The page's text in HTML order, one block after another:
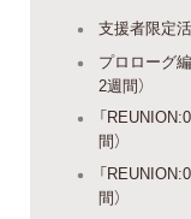
支援者限定
プロローグ
2週間）
「
間）
「
間）